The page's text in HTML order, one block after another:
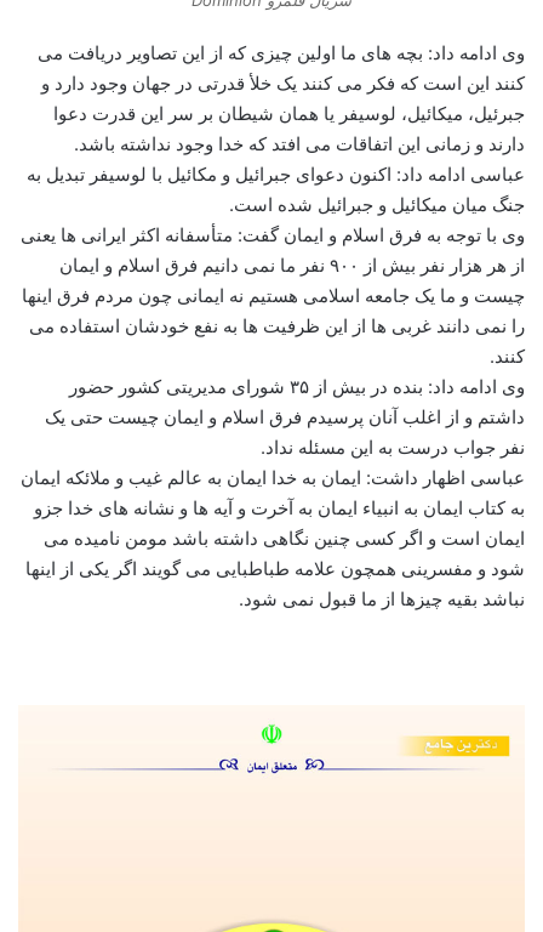
وی ادامه داد: بچه های ما اولین چیزی که از این تصاویر دریافت می
کنند این است که فکر می کنند یک خلأ قدرتی در جهان وجود دارد و
جبرئیل، میکائیل، لوسیفر یا همان شیطان بر سر این قدرت دعوا
دارند و زمانی این اتفاقات می افتد که خدا وجود نداشته باشد.
عباسی ادامه داد: اکنون دعوای جبرائیل و مکائیل با لوسیفر تبدیل به
جنگ میان میکائیل و جبرائیل شده است.
وی با توجه به فرق اسلام و ایمان گفت: متأسفانه اکثر ایرانی ها یعنی
از هر هزار نفر بیش از ۹۰۰ نفر ما نمی دانیم فرق اسلام و ایمان
چیست و ما یک جامعه اسلامی هستیم نه ایمانی چون مردم فرق اینها
را نمی دانند غربی ها از این ظرفیت ها به نفع خودشان استفاده می
کنند.
وی ادامه داد: بنده در بیش از ۳۵ شورای مدیریتی کشور حضور
داشتم و از اغلب آنان پرسیدم فرق اسلام و ایمان چیست حتی یک
نفر جواب درست به این مسئله نداد.
عباسی اظهار داشت: ایمان به خدا ایمان به عالم غیب و ملائکه ایمان
به کتاب ایمان به انبیاء ایمان به آخرت و آیه ها و نشانه های خدا جزو
ایمان است و اگر کسی چنین نگاهی داشته باشد مومن نامیده می
شود و مفسرینی همچون علامه طباطبایی می گویند اگر یکی از اینها
نباشد بقیه چیزها از ما قبول نمی شود.